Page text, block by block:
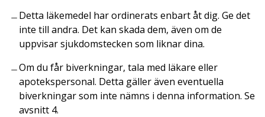
Detta läkemedel har ordinerats enbart åt dig. Ge det
inte till andra. Det kan skada dem, även om de
uppvisar sjukdomstecken som liknar dina.
Om du får biverkningar, tala med läkare eller
apotekspersonal. Detta gäller även eventuella
biverkningar som inte nämns i denna information. Se
avsnitt 4.